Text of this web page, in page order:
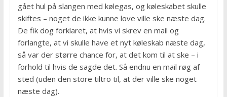
gået hul på slangen med kølegas, og køleskabet skulle
skiftes – noget de ikke kunne love ville ske næste dag.
De fik dog forklaret, at hvis vi skrev en mail og
forlangte, at vi skulle have et nyt køleskab næste dag,
så var der større chance for, at det kom til at ske – i
forhold til hvis de sagde det. Så endnu en mail røg af
sted (uden den store tiltro til, at der ville ske noget
næste dag).